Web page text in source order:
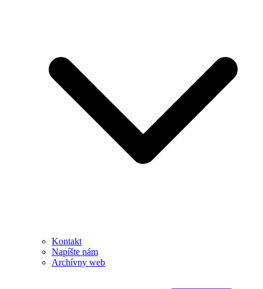
Kontakt
Napíšte nám
Archívny web